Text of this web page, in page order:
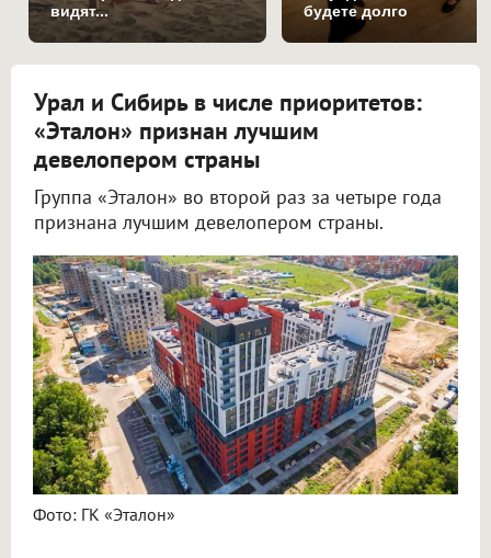
видят...
будете долго
Урал и Сибирь в числе приоритетов:
«Эталон» признан лучшим
девелопером страны
Группа «Эталон» во второй раз за четыре года
признана лучшим девелопером страны.
Фото: ГК «Эталон»